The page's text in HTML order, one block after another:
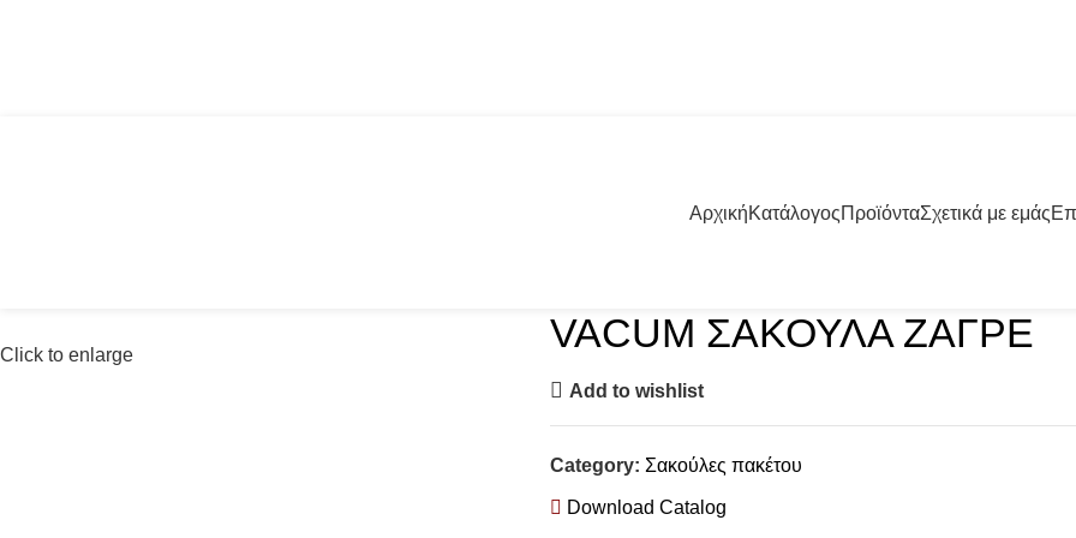
ΑρχικήΚατάλογοςΠροϊόνταΣχετικά με εμάς
Click to enlarge VACUM ΣΑΚΟΥΛΑ ΖΑΓΡΕ
Add to wishlist
Category: Σακούλες πακέτου
Download Catalog